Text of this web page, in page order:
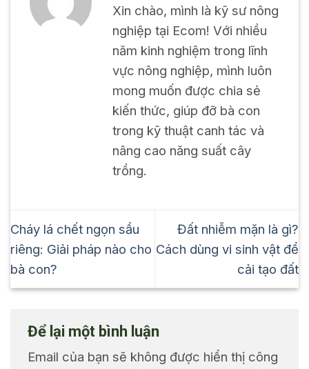
Xin chào, mình là kỹ sư nông
nghiệp tại Ecom! Với nhiều
năm kinh nghiệm trong lĩnh
vực nông nghiệp, mình luôn
mong muốn được chia sẻ
kiến thức, giúp đỡ bà con
trong kỹ thuật canh tác và
nâng cao năng suất cây
trồng.
Cháy lá chết ngọn sầu
riêng: Giải pháp nào cho
bà con?
Đất nhiễm mặn là gì?
Cách dùng vi sinh vật để
cải tạo đất
Để lại một bình luận
Email của bạn sẽ không được hiển thị công